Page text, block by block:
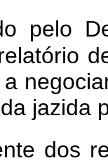
pelo
jazida
dos